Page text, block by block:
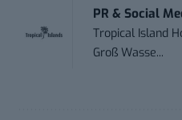
PR & Social
Tropical Island
Groß Wasse...